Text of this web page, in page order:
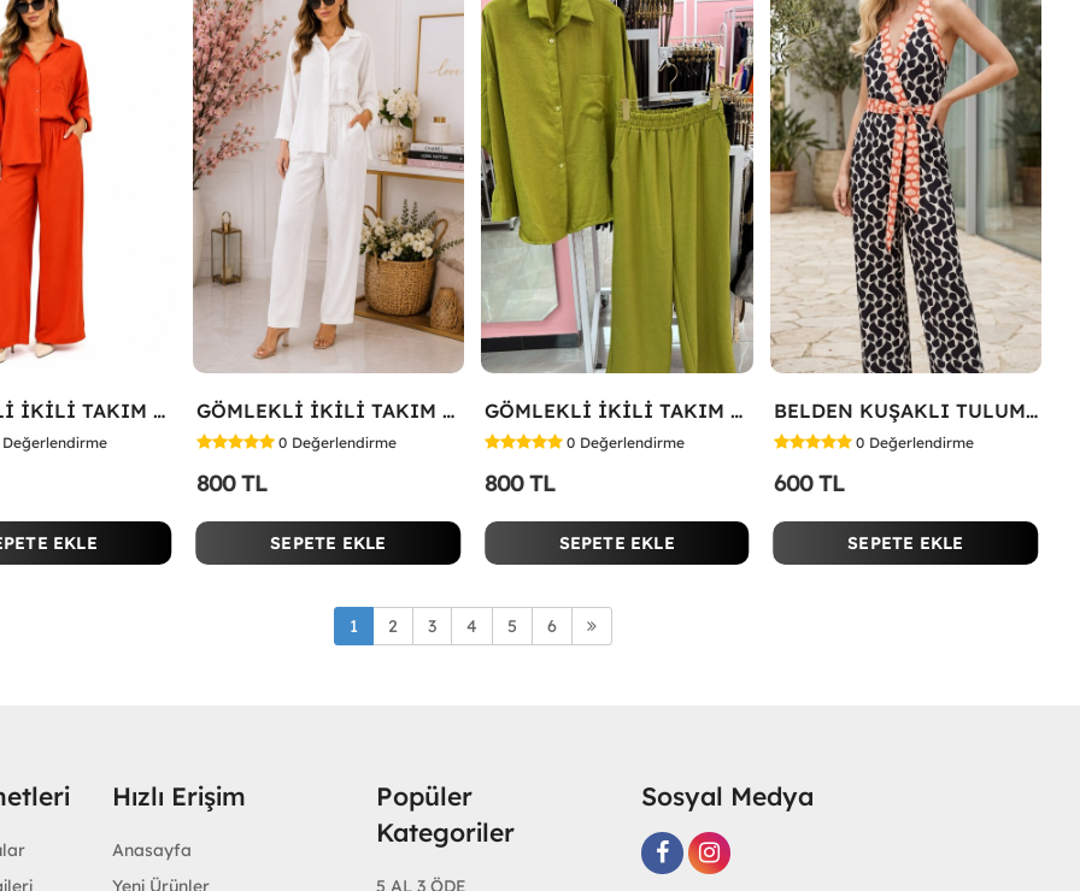
GÖMLEKLİ İKİLİ TAKIM Kırmızı
Değerlendirme
EKLE
GÖMLEKLİ İKİLİ TAKIM Beyaz
0 Değerlendirme
800 TL
SEPETE EKLE
GÖMLEKLİ İKİLİ TAKIM Yeşil
0 Değerlendirme
800 TL
SEPETE EKLE
BELDEN KUŞAKLI TULUM Siyah
0 Değerlendirme
600 TL
SEPETE EKLE
1 2 3 4 5 6
Hızlı Erişim
Anasayfa
Yeni Ürünler
Popüler
Kategoriler
5 AL 3 ÖDE
Sosyal Medya